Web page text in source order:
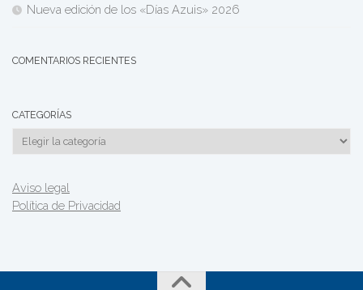
Nueva edición de los «Días Azuis» 2026
COMENTARIOS RECIENTES
CATEGORÍAS
Categorías
Aviso legal
Política de Privacidad